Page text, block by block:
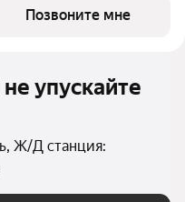
панелей завода
Позвоните мне
упускайте
Ж/Д станция: